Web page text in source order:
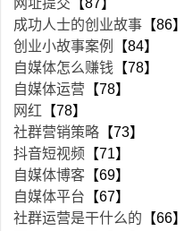
网址提交 【87】
成功人士的创业故事 【86】
创业小故事案例
【84】
自媒体怎么赚钱 【78】
自媒体运营 【78】
网红 【78】
社群营销策略 【73】
抖音短视频 【71】
自媒体博客 【69】
自媒体平台 【67】
社群运营是干什么的 【66】